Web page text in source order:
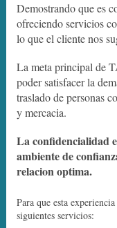
Demostrando que es
ofreciendo servicios
lo que el cliente nos
La meta principal de
poder satisfacer la
traslado de personas
y mercacia.
La confidencialidad
ambiente de
relacion optima.
Para que esta
siguientes servicios: